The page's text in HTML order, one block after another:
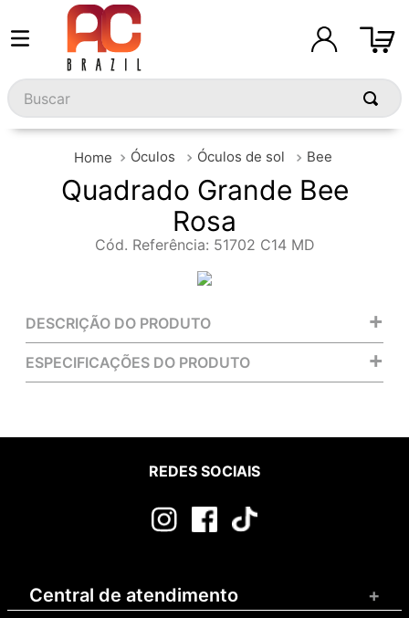
Buscar
Óculos Óculos de sol Bee
Quadrado Grande Bee
Rosa
Cód. Referência: 51702 C14 MD
DESCRIÇÃO DO PRODUTO +
ESPECIFICAÇÕES DO PRODUTO +
REDES SOCIAIS
Central de atendimento +